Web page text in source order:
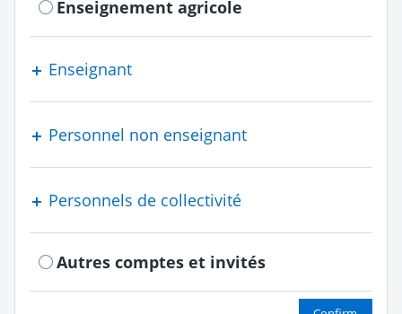
Enseignement agricole
Enseignant
Personnel non enseignant
Personnels de collectivité
Autres comptes et invités